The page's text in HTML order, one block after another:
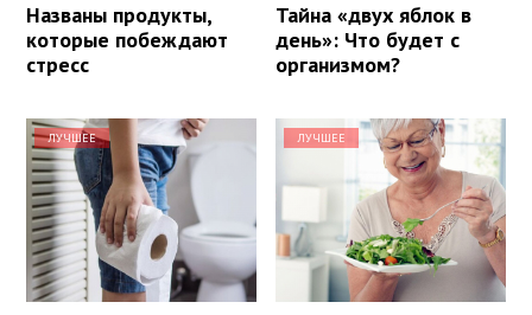
Названы продукты,
которые побеждают
стресс
Тайна «двух яблок в
день»: Что будет с
организмом?
ЛУЧШЕЕ ЛУЧШЕЕ